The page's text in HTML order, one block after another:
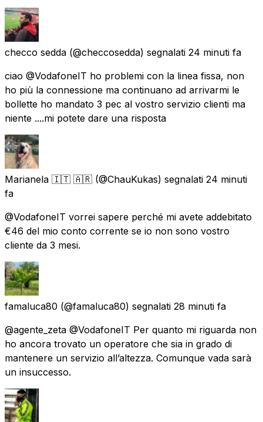
checco sedda (@checcosedda) segnalati 24 minuti fa
ciao @VodafoneIT ho problemi con la linea fissa, non
ho più la connessione ma continuano ad arrivarmi le
bollette ho mandato 3 pec al vostro servizio clienti ma
niente ....mi potete dare una risposta
Marianela 🇮🇹 🇦🇷 (@ChauKukas) segnalati 24 minuti
fa
@VodafoneIT vorrei sapere perché mi avete addebitato
€46 del mio conto corrente se io non sono vostro
cliente da 3 mesi.
famaluca80 (@famaluca80) segnalati 28 minuti fa
@agente_zeta @VodafoneIT Per quanto mi riguarda non
ho ancora trovato un operatore che sia in grado di
mantenere un servizio all’altezza. Comunque vada sarà
un insuccesso.